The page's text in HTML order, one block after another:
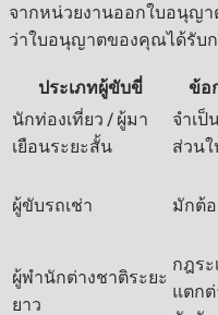
จากหน่วยงานออกใบอนุญ
ว่าใบอนุญาตของคุณได้รับ
ประเภทผู้ขับขี่ ข้อ
นักท่องเที่ยว / ผู้มา
เยือนระยะสั้น
จำเ
ส่วน
ผู้ขับรถเช่า มักต้
ผู้พำนักต่างชาติระยะ
ยาว
กฎระ
แตก